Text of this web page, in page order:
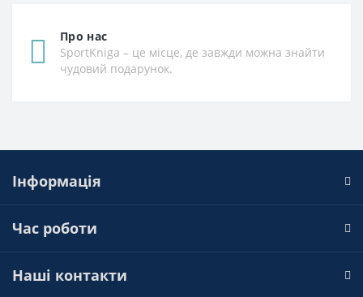
Про нас
SportKniga – це місце, де завжди можна знайти
чудовий подарунок.
Інформація
Час роботи
Наші контакти